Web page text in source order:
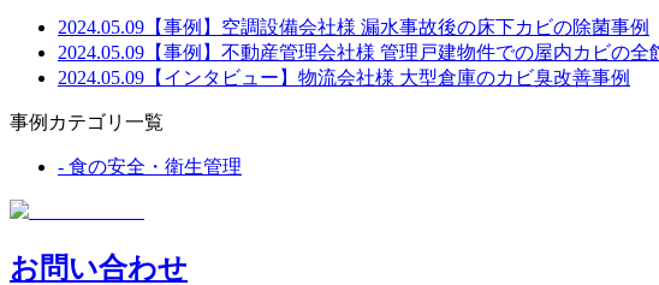
2024.05.09 【事例】空調設備会社様 漏水事故後の床下カビの除菌事例
2024.05.09 【事例】不動産管理会社様 管理戸建物件での屋内カビの全
2024.05.09 【インタビュー】物流会社様 大型倉庫のカビ臭改善事例
事例カテゴリ一覧
- 食の安全・衛生管理
お問い合わせ